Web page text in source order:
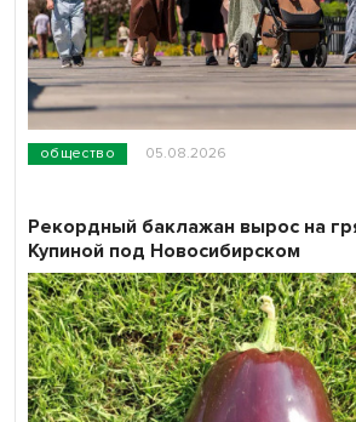
общество 05.08.2026
Рекордный баклажан вырос на
Купиной под Новосибирском